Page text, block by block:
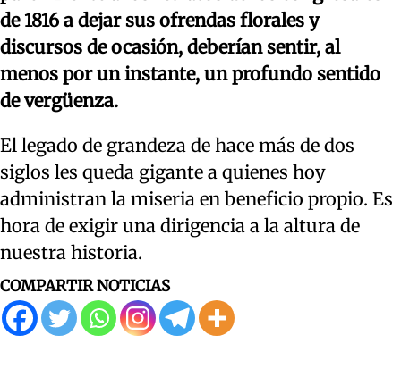
de 1816 a dejar sus ofrendas florales y
discursos de ocasión, deberían sentir, al
menos por un instante, un profundo sentido
de vergüenza.
El legado de grandeza de hace más de dos
siglos les queda gigante a quienes hoy
administran la miseria en beneficio propio. Es
hora de exigir una dirigencia a la altura de
nuestra historia.
COMPARTIR NOTICIAS